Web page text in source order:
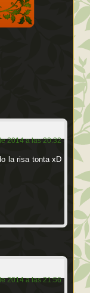
2014 a las 20:32
la risa tonta xD
2014 a las 21:56